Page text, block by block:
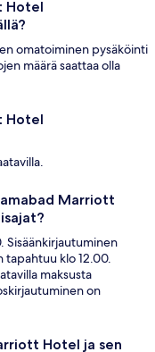
Hotel
omatoiminen pysäköinti
määrä saattaa olla
Hotel
Marriott
Sisäänkirjautuminen
tapahtuu klo 12.00.
maksusta
on
Hotel ja sen